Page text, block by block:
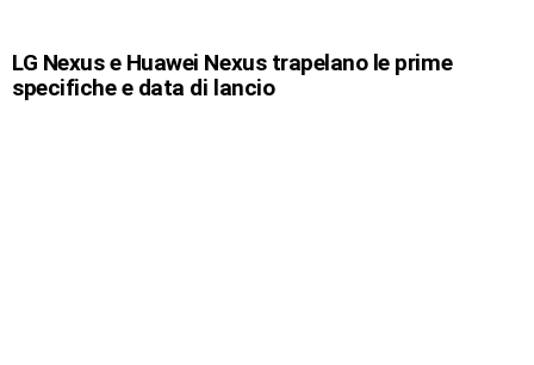
LG Nexus e Huawei Nexus trapelano le prime
specifiche e data di lancio